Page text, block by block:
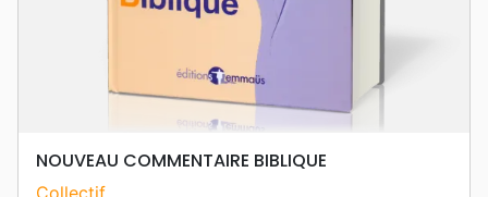
NOUVEAU COMMENTAIRE BIBLIQUE
Collectif